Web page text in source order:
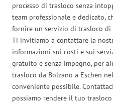
processo di trasloco senza
team professionale e dedicato,
fornire un servizio di trasloco
Ti invitiamo a contattare la
informazioni sui costi e sui
gratuito e senza impegno, per
trasloco da Bolzano a Eschen
conveniente possibile.
possiamo rendere il tuo trasloco